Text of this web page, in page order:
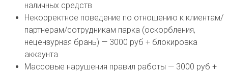
наличных средств
Некорректное поведение по отношению к клиентам/
партнерам/сотрудникам парка (оскорбления,
нецензурная брань) — 3000 руб + блокировка
аккаунта
Массовые нарушения правил работы — 3000 руб +